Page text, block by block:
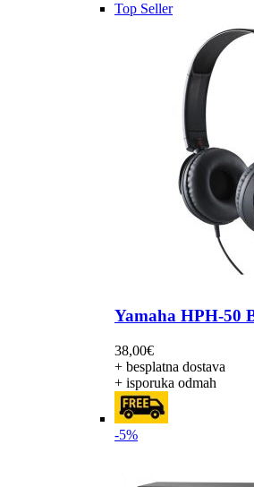
Top Seller
Yamaha HPH-50
38,00€
+ besplatna dostava
+ isporuka odmah
-5%